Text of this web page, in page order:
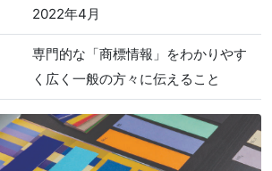
2022年4月
専門的な「商標情報」をわかりやす
く広く一般の方々に伝えること